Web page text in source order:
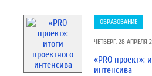
ОБРАЗОВАНИЕ
ЧЕТВЕРГ, 28 АПРЕЛЯ
«PRO проект»:
интенсива